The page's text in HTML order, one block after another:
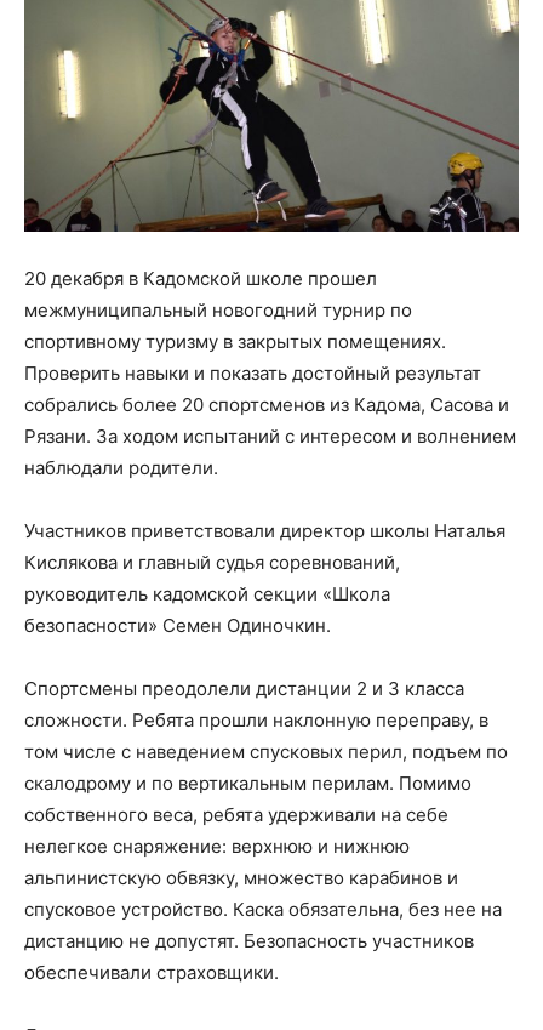
20 декабря в Кадомской школе прошел
межмуниципальный новогодний турнир по
спортивному туризму в закрытых помещениях.
Проверить навыки и показать достойный результат
собрались более 20 спортсменов из Кадома, Сасова и
Рязани. За ходом испытаний с интересом и волнением
наблюдали родители.
Участников приветствовали директор школы Наталья
Кислякова и главный судья соревнований,
руководитель кадомской секции «Школа
безопасности» Семен Одиночкин.
Спортсмены преодолели дистанции 2 и 3 класса
сложности. Ребята прошли наклонную переправу, в
том числе с наведением спусковых перил, подъем по
скалодрому и по вертикальным перилам. Помимо
собственного веса, ребята удерживали на себе
нелегкое снаряжение: верхнюю и нижнюю
альпинистскую обвязку, множество карабинов и
спусковое устройство. Каска обязательна, без нее на
дистанцию не допустят. Безопасность участников
обеспечивали страховщики.